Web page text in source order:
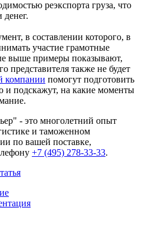
реэкспорта груза, что
в составлении которого, в
участие грамотные
выше примеры показывают,
представителя также не будет
компании помогут подготовить
и подскажут, на какие моменты
- это многолетний опыт
и таможенном
по вашей поставке,
+7 (495) 278-33-33.